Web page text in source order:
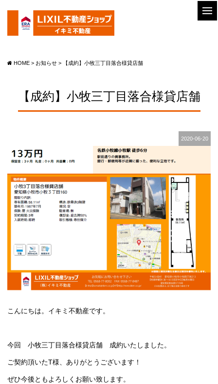
HOME > お知らせ > 【成約】小牧三丁目落合様貸店舗
【成約】小牧三丁目落合様貸店舗
2020-06-20
こんにちは。イキミ不動産です。
今回 小牧三丁目落合様貸店舗 成約いたしました。
ご契約頂いたT様、ありがとうございます！
ぜひ今後ともよろしくお願い致します。